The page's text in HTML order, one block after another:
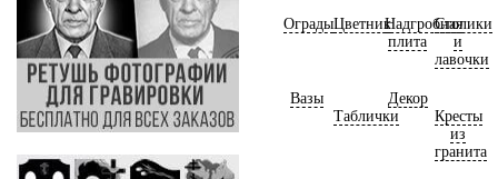
ОградыЦветникНадгробная
плита
Столики
и
лавочки
Вазы
Таблички
Декор
Кресты
из
гранита